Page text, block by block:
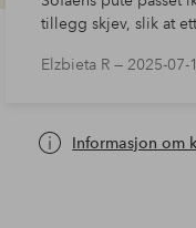
tillegg skjev, slik at
og sof…
Elzbieta R —2025-07-
Informasjon om